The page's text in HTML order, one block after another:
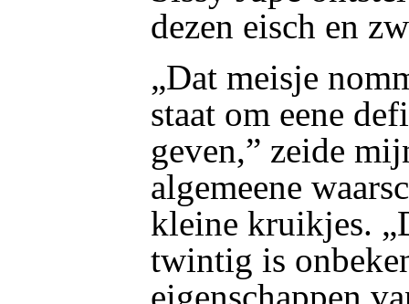
dezen eisch en
„Dat meisje
staat om eene
geven,” zeide
algemeene
kleine kruikjes.
twintig is
eigenschappen